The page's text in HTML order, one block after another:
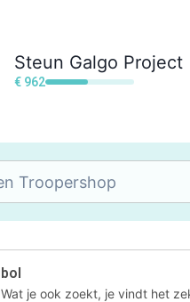
Steun Galgo Project
€ 962
bol
Wat je ook zoekt, je vindt het